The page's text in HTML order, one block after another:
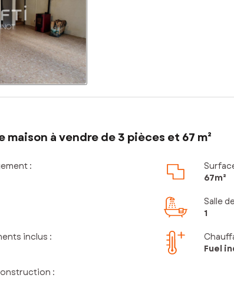
à vendre de 3 pièces et 67 m²
:
67m²
Salle
1
inclus :
Fuel
: